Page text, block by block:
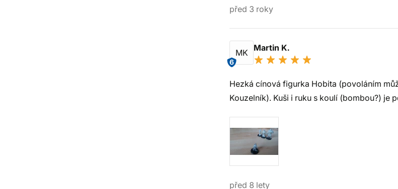
před 3 roky
MK
6
Martin K.
Hezká cínová figurka Hobita (povoláním
Kouzelník). Kuši i ruku s koulí (bombou?)
před 8 lety